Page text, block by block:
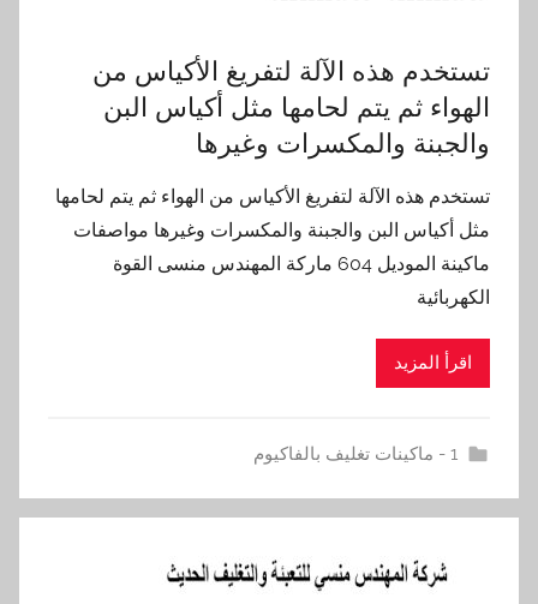
تستخدم هذه الآلة لتفريغ الأكياس من
الهواء ثم يتم لحامها مثل أكياس البن
والجبنة والمكسرات وغيرها
تستخدم هذه الآلة لتفريغ الأكياس من الهواء ثم يتم لحامها
مثل أكياس البن والجبنة والمكسرات وغيرها مواصفات
ماكينة الموديل 604 ماركة المهندس منسى القوة
الكهربائية
اقرأ المزيد
1 - ماكينات تغليف بالفاكيوم